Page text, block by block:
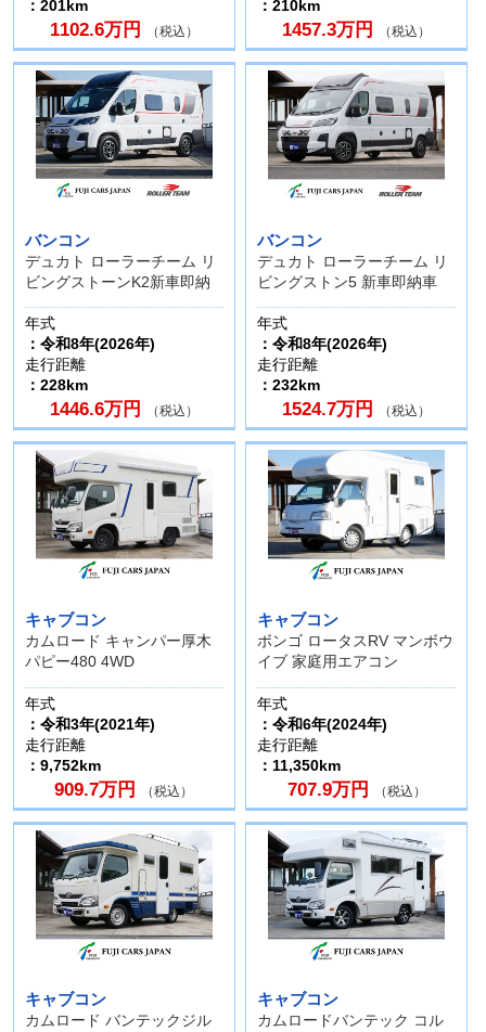
：201km
1102.6万円 （税込）
：210km
1457.3万円 （税込）
バンコン
デュカト ローラーチーム リ
ビングストーンK2新車即納
年式
：令和8年(2026年)
走行距離
：228km
1446.6万円 （税込）
バンコン
デュカト ローラーチーム リ
ビングストン5 新車即納車
年式
：令和8年(2026年)
走行距離
：232km
1524.7万円 （税込）
キャブコン
カムロード キャンパー厚木
パピー480 4WD
年式
：令和3年(2021年)
走行距離
：9,752km
909.7万円 （税込）
キャブコン
ボンゴ ロータスRV マンボウ
イブ 家庭用エアコン
年式
：令和6年(2024年)
走行距離
：11,350km
707.9万円 （税込）
キャブコン
カムロード バンテックジル
キャブコン
カムロードバンテック コル